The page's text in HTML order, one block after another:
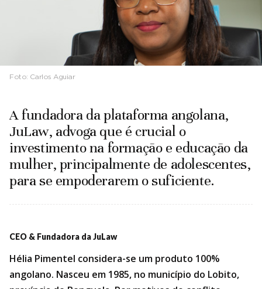
Foto: Carlos Aguiar
A fundadora da plataforma angolana,
JuLaw, advoga que é crucial o
investimento na formação e educação da
mulher, principalmente de adolescentes,
para se empoderarem o suficiente.
CEO & Fundadora da JuLaw
Hélia Pimentel considera-se um produto 100%
angolano. Nasceu em 1985, no município do Lobito,